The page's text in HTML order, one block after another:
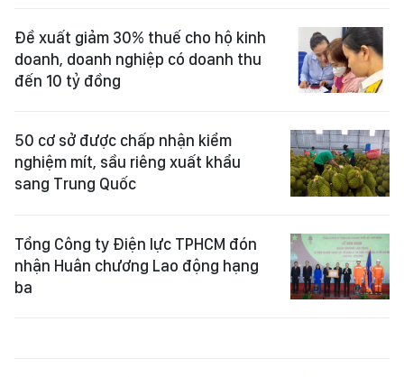
Đề xuất giảm 30% thuế cho hộ kinh
doanh, doanh nghiệp có doanh thu
đến 10 tỷ đồng
50 cơ sở được chấp nhận kiểm
nghiệm mít, sầu riêng xuất khẩu
sang Trung Quốc
Tổng Công ty Điện lực TPHCM đón
nhận Huân chương Lao động hạng
ba